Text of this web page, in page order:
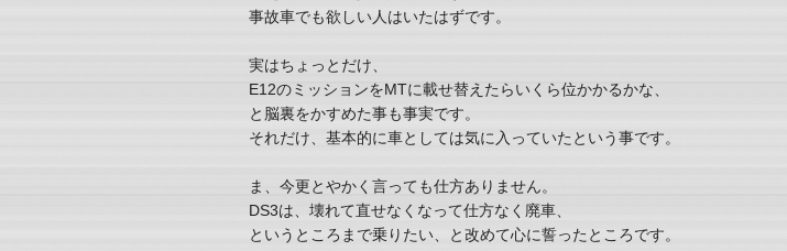
事故車でも欲しい人はいたはずです。
実はちょっとだけ、
E12のミッションをMTに載せ替えたらいくら位かかるかな、
と脳裏をかすめた事も事実です。
それだけ、基本的に車としては気に入っていたという事です。
ま、今更とやかく言っても仕方ありません。
DS3は、壊れて直せなくなって仕方なく廃車、
というところまで乗りたい、と改めて心に誓ったところです。